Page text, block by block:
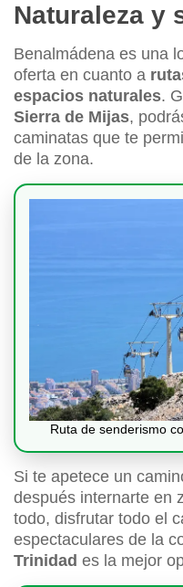
Naturaleza y
Benalmádena es una
oferta en cuanto a
espacios naturales.
Sierra de Mijas,
caminatas que te
de la zona.
Ruta de senderismo
Si te apetece un
después internarte en
todo, disfrutar todo el
espectaculares de la
Trinidad es la mejor